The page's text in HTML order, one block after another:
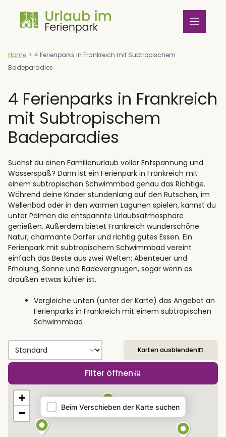
Inhalt
springen
Home > 4 Ferienparks in Frankreich mit Subtropischem
Badeparadies
4 Ferienparks in Frankreich
mit Subtropischem
Badeparadies
Suchst du einen Familienurlaub voller Entspannung und
Wasserspaß? Dann ist ein Ferienpark in Frankreich mit
einem subtropischen Schwimmbad genau das Richtige.
Während deine Kinder stundenlang auf den Rutschen, im
Wellenbad oder in den warmen Lagunen spielen, kannst du
unter Palmen die entspannte Urlaubsatmosphäre
genießen. Außerdem bietet Frankreich wunderschöne
Natur, charmante Dörfer und richtig gutes Essen. Ein
Ferienpark mit subtropischem Schwimmbad vereint
einfach das Beste aus zwei Welten: Abenteuer und
Erholung, Sonne und Badevergnügen, sogar wenn es
draußen etwas kühler ist.
Vergleiche unten (unter der Karte) das Angebot an
Ferienparks in Frankreich mit einem subtropischen
Schwimmbad
Filter öffnen
Sort by
Sort content Karten ausblenden
Map
+
−
Beim Verschieben der Karte suchen